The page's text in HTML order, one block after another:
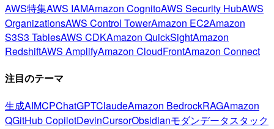
AWS特集AWS IAMAmazon CognitoAWS Security HubAWS
OrganizationsAWS Control TowerAmazon EC2Amazon
S3S3 TablesAWS CDKAmazon QuickSightAmazon
RedshiftAWS AmplifyAmazon CloudFrontAmazon Connect
注目のテーマ
生成AIMCPChatGPTClaudeAmazon BedrockRAGAmazon
QGitHub CopilotDevinCursorObsidianモダンデータスタック